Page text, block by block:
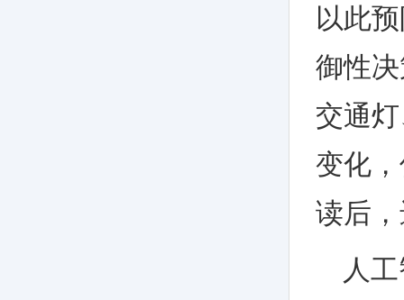
以此
御性
交通
变化
读后
人